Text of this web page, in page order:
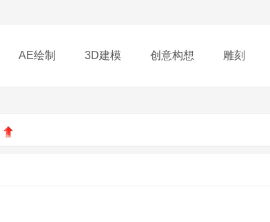
AE绘制 3D建模 创意构想 雕刻